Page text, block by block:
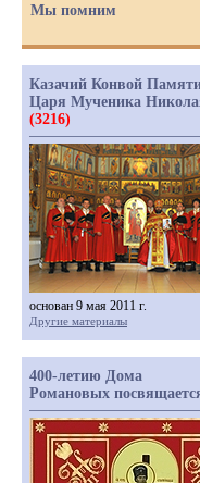
Мы помним
Казачий Конвой
Царя Мученика
(3216)
основан 9 мая 2011 г.
Другие материалы
400-летию Дома
Романовых